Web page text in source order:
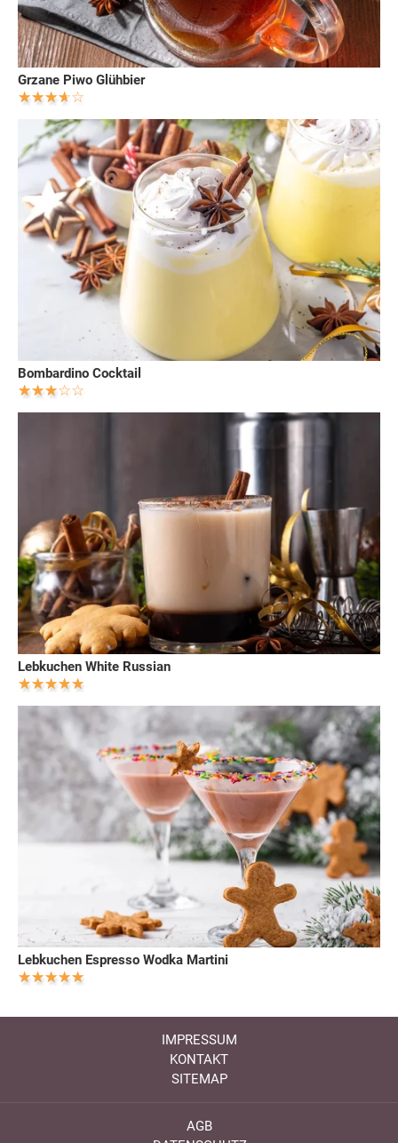
Grzane Piwo Glühbier
Bombardino Cocktail
Lebkuchen White Russian
Lebkuchen Espresso Wodka Martini
IMPRESSUM
KONTAKT
SITEMAP
AGB